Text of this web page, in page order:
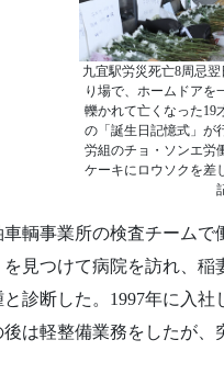
九宜駅労災死亡8周忌
り場で、ホームドアを
轢かれて亡くなった19
の「誕生日記憶式」が
労組のチョ・ソンエ労
ケーキにロウソクを差
輌事業所の検査チーム
見つけて病院を訪れ、
診断した。1997年に入
は軽整備業務をしたが